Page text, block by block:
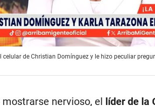
celular de Christian Domínguez y le hizo peculiar
nervioso, el líder de la